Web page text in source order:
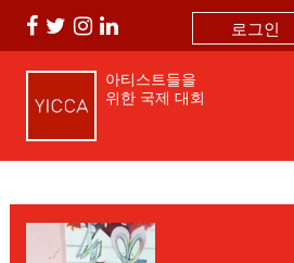
로그인
아티스트들을
위한 국제 대회